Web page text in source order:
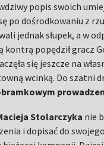
popis swoich
po dośrodkowaniu z
jednak słupek, a w
popędził gracz
się jeszcze na
wcinką. Do szatni
Stolarczyka nie
i dopisać do